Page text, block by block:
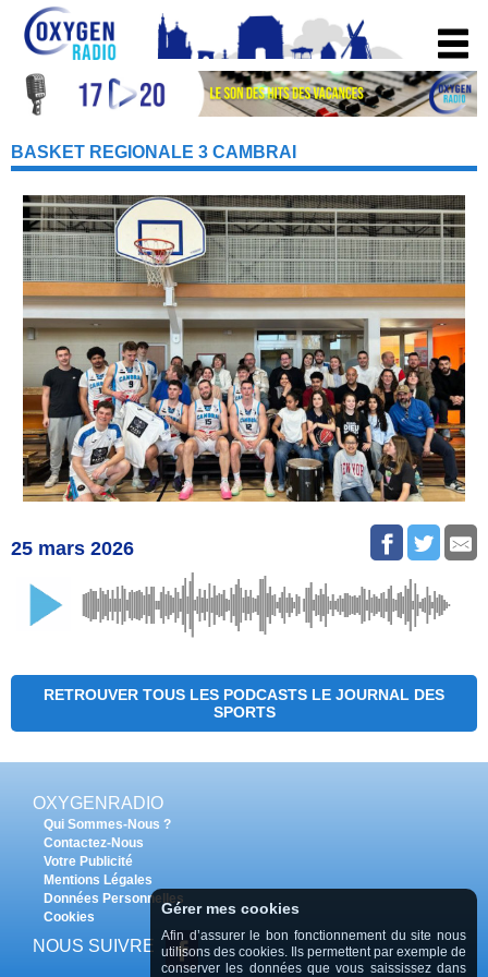
BASKET REGIONALE 3 CAMBRAI
25 mars 2026
RETROUVER TOUS LES PODCASTS LE JOURNAL DES
SPORTS
OXYGENRADIO
Qui Sommes-Nous ?
Contactez-Nous
Votre Publicité
Mentions Légales
Données Personnelles
Cookies
NOUS SUIVRE
Gérer mes cookies
Afin d’assurer le bon fonctionnement du site nous
utilisons des cookies. Ils permettent par exemple de
conserver les données que vous saississez dans